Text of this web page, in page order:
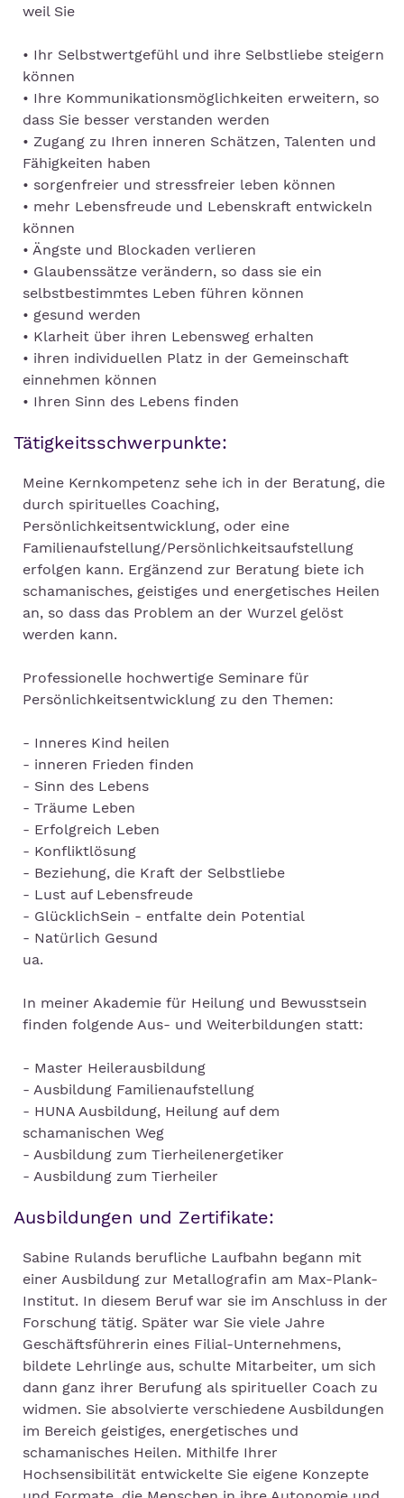
weil Sie
• Ihr Selbstwertgefühl und ihre Selbstliebe steigern
können
• Ihre Kommunikationsmöglichkeiten erweitern, so
dass Sie besser verstanden werden
• Zugang zu Ihren inneren Schätzen, Talenten und
Fähigkeiten haben
• sorgenfreier und stressfreier leben können
• mehr Lebensfreude und Lebenskraft entwickeln
können
• Ängste und Blockaden verlieren
• Glaubenssätze verändern, so dass sie ein
selbstbestimmtes Leben führen können
• gesund werden
• Klarheit über ihren Lebensweg erhalten
• ihren individuellen Platz in der Gemeinschaft
einnehmen können
• Ihren Sinn des Lebens finden
Tätigkeitsschwerpunkte:
Meine Kernkompetenz sehe ich in der Beratung, die
durch spirituelles Coaching,
Persönlichkeitsentwicklung, oder eine
Familienaufstellung/Persönlichkeitsaufstellung
erfolgen kann. Ergänzend zur Beratung biete ich
schamanisches, geistiges und energetisches Heilen
an, so dass das Problem an der Wurzel gelöst
werden kann.
Professionelle hochwertige Seminare für
Persönlichkeitsentwicklung zu den Themen:
- Inneres Kind heilen
- inneren Frieden finden
- Sinn des Lebens
- Träume Leben
- Erfolgreich Leben
- Konfliktlösung
- Beziehung, die Kraft der Selbstliebe
- Lust auf Lebensfreude
- GlücklichSein - entfalte dein Potential
- Natürlich Gesund
ua.
In meiner Akademie für Heilung und Bewusstsein
finden folgende Aus- und Weiterbildungen statt:
- Master Heilerausbildung
- Ausbildung Familienaufstellung
- HUNA Ausbildung, Heilung auf dem
schamanischen Weg
- Ausbildung zum Tierheilenergetiker
- Ausbildung zum Tierheiler
Ausbildungen und Zertifikate:
Sabine Rulands berufliche Laufbahn begann mit
einer Ausbildung zur Metallografin am Max-Plank-
Institut. In diesem Beruf war sie im Anschluss in der
Forschung tätig. Später war Sie viele Jahre
Geschäftsführerin eines Filial-Unternehmens,
bildete Lehrlinge aus, schulte Mitarbeiter, um sich
dann ganz ihrer Berufung als spiritueller Coach zu
widmen. Sie absolvierte verschiedene Ausbildungen
im Bereich geistiges, energetisches und
schamanisches Heilen. Mithilfe Ihrer
Hochsensibilität entwickelte Sie eigene Konzepte